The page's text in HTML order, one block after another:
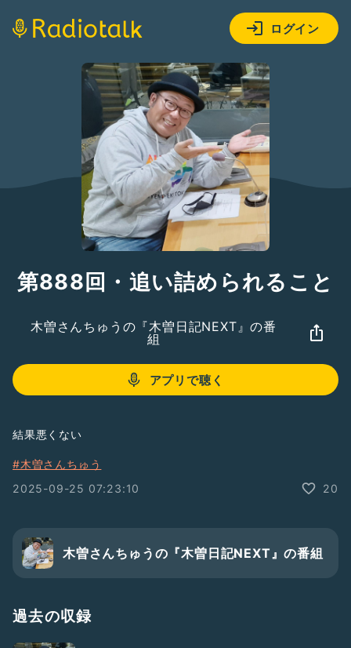
ログイン
第888回・追い詰められること
木曽さんちゅうの『木曽日記NEXT』の番
組
アプリで聴く
結果悪くない
#木曽さんちゅう
2025-09-25 07:23:10
20
木曽さんちゅうの『木曽日記NEXT』の番組
過去の収録